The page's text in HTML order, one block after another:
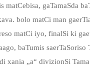
matCebisa, gaTamaSda
bolo matCi man
matCi iyo, finalSi ki
baTumis
xania „a“ divizionSi